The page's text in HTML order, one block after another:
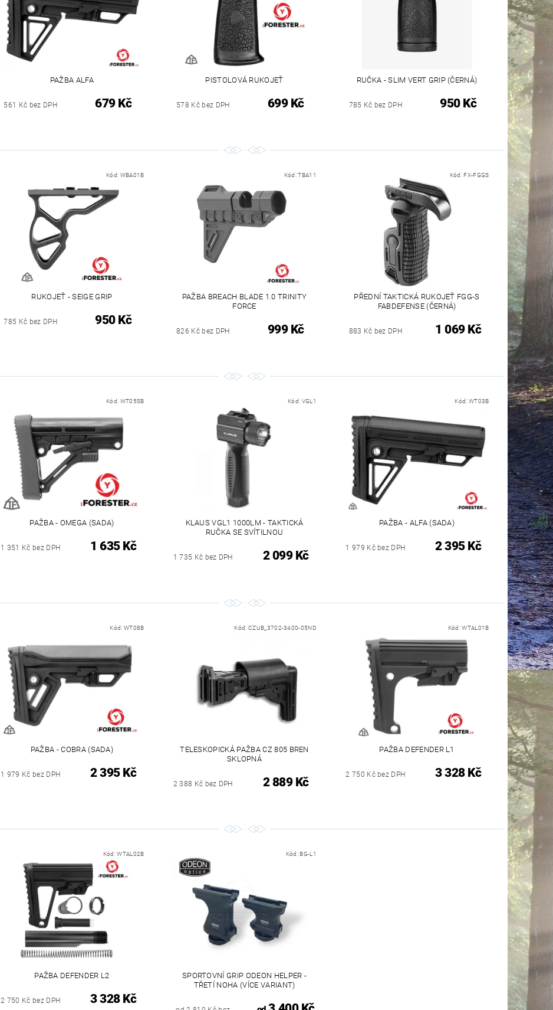
PAŽBA ALFA
561 Kč bez DPH 679 Kč
PISTOLOVÁ RUKOJEŤ
578 Kč bez DPH 699 Kč
RUČKA - SLIM VERT GRIP (ČERNÁ)
785 Kč bez DPH 950 Kč
Kód: WBA01B
RUKOJEŤ - SEIGE GRIP
785 Kč bez DPH 950 Kč
Kód:TBA11
PAŽBA BREACH BLADE 1.0 TRINITY
FORCE
826 Kč bez DPH 999 Kč
Kód: FX-FGGS
PŘEDNÍ TAKTICKÁ RUKOJEŤ FGG-S
FABDEFENSE (ČERNÁ)
883 Kč bez DPH 1 069 Kč
Kód: WT05SB
PAŽBA - OMEGA (SADA)
1 351 Kč bez DPH 1 635 Kč
Kód: VGL1
KLAUS VGL1 1000LM - TAKTICKÁ
RUČKA SE SVÍTILNOU
1 735 Kč bez DPH 2 099 Kč
Kód:WT03B
PAŽBA - ALFA (SADA)
1 979 Kč bez DPH 2 395 Kč
Kód: WT08B
PAŽBA - COBRA (SADA)
1 979 Kč bez DPH 2 395 Kč
Kód: CZUB_3702-3400-05ND
TELESKOPICKÁ PAŽBA CZ 805 BREN
SKLOPNÁ
2 388 Kč bez DPH 2 889 Kč
Kód:WTAL01B
PAŽBA DEFENDER L1
2 750 Kč bez DPH 3 328 Kč
Kód:WTAL02B
PAŽBA DEFENDER L2
2 750 Kč bez DPH 3 328 Kč
Kód: BG-L1
SPORTOVNÍ GRIP ODEON HELPER -
TŘETÍ NOHA (VÍCE VARIANT)